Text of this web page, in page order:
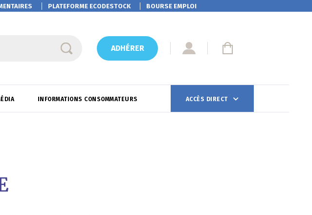
PLATEFORMEECODESTOCK BOURSE EMPLOI
ADHÉRER
INFORMATIONS CONSOMMATEURS ACCÈS DIRECT